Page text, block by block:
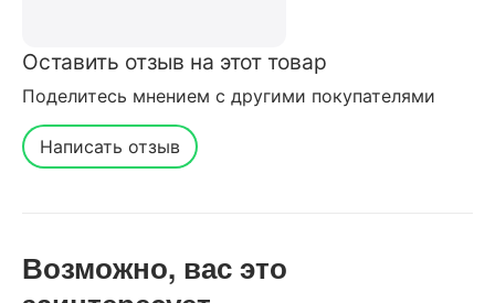
Оставить отзыв на этот товар
Поделитесь мнением с другими покупателями
Написать отзыв
Возможно, вас это